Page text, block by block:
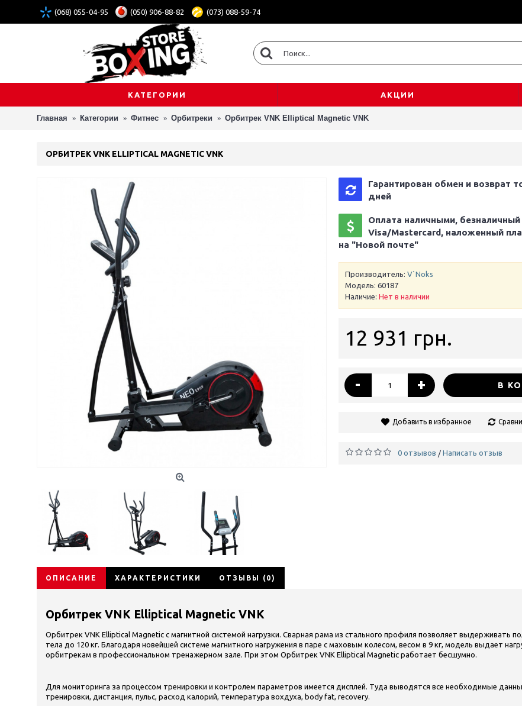
(068) 055-04-95 (050) 906-88-82 (073) 088-59-74
КАТЕГОРИИ АКЦИИ
Главная Категории Фитнес Орбитреки Орбитрек VNK Elliptical Magnetic VNK
ОРБИТРЕК VNK ELLIPTICAL MAGNETIC VNK
Гарантирован обмен и возврат
дней
Оплата наличными, безналичный
Visa/Mastercard, наложенный
на "Новой почте"
Производитель: V`Noks
Модель: 60187
Наличие: Нет в наличии
12 931 грн.
- + В
Добавить в избранное
0 отзывов / Написать отзыв
ОПИСАНИЕ ХАРАКТЕРИСТИКИ ОТЗЫВЫ (0)
Орбитрек VNK Elliptical Magnetic VNK
Орбитрек VNK Elliptical Magnetic с магнитной системой нагрузки. Сварная рама из стального профиля позволяет выдерживать
тела до 120 кг. Благодаря новейшей системе магнитного нагружения в паре с маховым колесом, весом в 9 кг, модель выдает
орбитрекам в профессиональном тренажерном зале. При этом Орбитрек VNK Elliptical Magnetic работает бесшумно.
Для мониторинга за процессом тренировки и контролем параметров имеется дисплей. Туда выводятся все необходимые
тренировки, дистанция, пульс, расход калорий, температура вохдуха, body fat, recovery.